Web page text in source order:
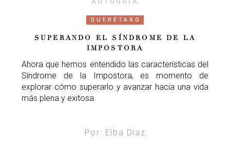
QUERÉTARO
SUPERANDO EL SÍNDROME DE LA
IMPOSTORA
Ahora que hemos entendido las características del
Síndrome de la Impostora, es momento de
explorar cómo superarlo y avanzar hacia una vida
más plena y exitosa.
Por: Elba Díaz